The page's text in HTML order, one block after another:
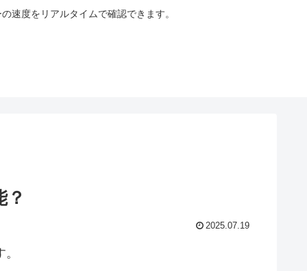
速度をリアルタイムで確認できます。
2025.07.19